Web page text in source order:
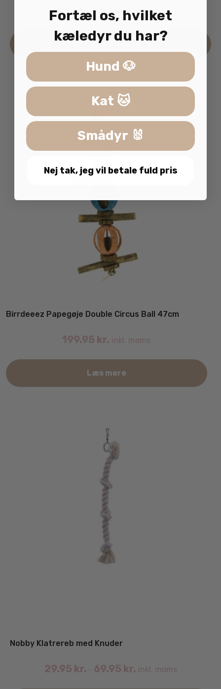
135.95 kr. inkl. moms
Læs mere
Birrdeeez Papegøje Double Circus Ball 47cm
199.95 kr. inkl. moms
Læs mere
Nobby Klatrereb med Knuder
29.95 kr. – 69.95 kr. inkl. moms
Fortæl os, hvilket
kæledyr du har?
Hund 🐶
Kat 🐱
Smådyr 🐰
Nej tak, jeg vil betale fuld pris